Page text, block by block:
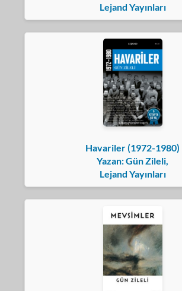
Lejand Yayınları
Havariler (1972-1980)
Yazan: Gün Zileli,
Lejand Yayınları